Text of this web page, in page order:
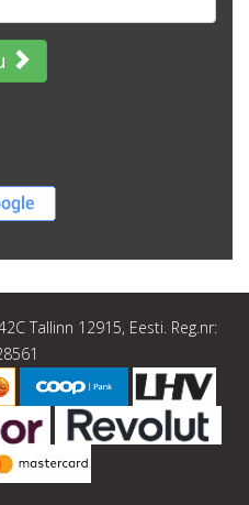
Tallinn 12915, Eesti. Reg.nr: